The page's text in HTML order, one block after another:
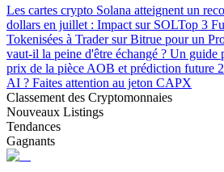
Stratégies de trading
Apprenez à rester rentable
Les cartes crypto Solana atteignent un
dollars en juillet : Impact sur SOLTop 3
Tokenisées à Trader sur Bitrue pour un
vaut-il la peine d'être échangé ? Un guide
prix de la pièce AOB et prédiction future
AI ? Faites attention au jeton CAPX
Classement des Cryptomonnaies
Nouveaux Listings
Tendances
Gagnants